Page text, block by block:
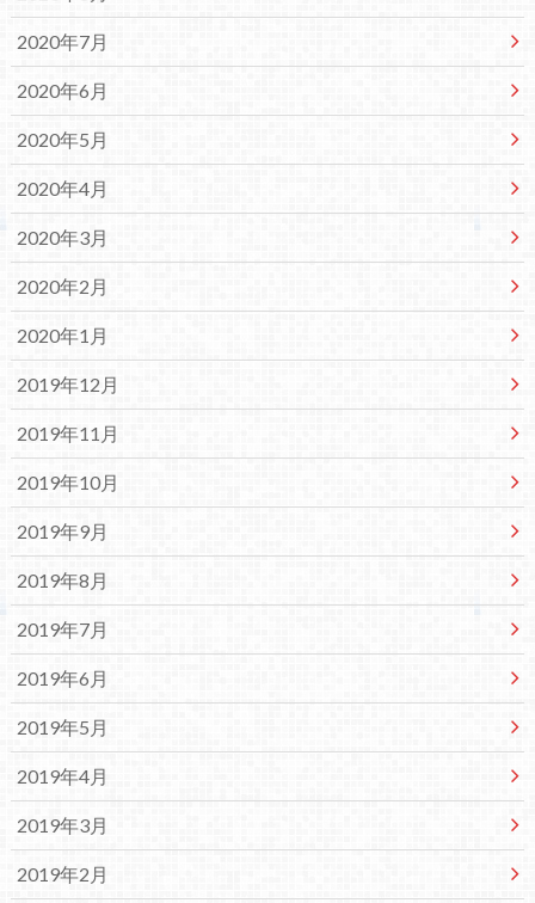
2020年7月
2020年6月
2020年5月
2020年4月
2020年3月
2020年2月
2020年1月
2019年12月
2019年11月
2019年10月
2019年9月
2019年8月
2019年7月
2019年6月
2019年5月
2019年4月
2019年3月
2019年2月